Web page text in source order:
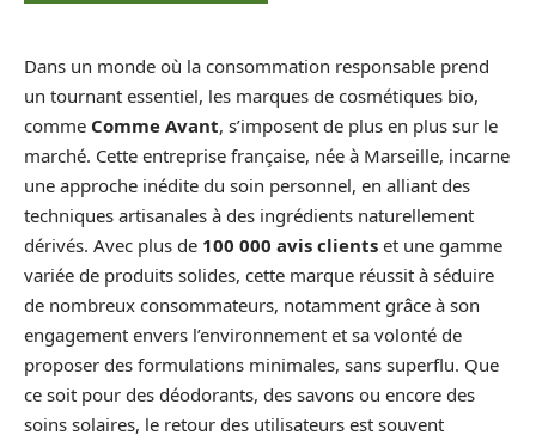
Dans un monde où la consommation responsable prend
un tournant essentiel, les marques de cosmétiques bio,
comme Comme Avant, s’imposent de plus en plus sur le
marché. Cette entreprise française, née à Marseille, incarne
une approche inédite du soin personnel, en alliant des
techniques artisanales à des ingrédients naturellement
dérivés. Avec plus de 100 000 avis clients et une gamme
variée de produits solides, cette marque réussit à séduire
de nombreux consommateurs, notamment grâce à son
engagement envers l’environnement et sa volonté de
proposer des formulations minimales, sans superflu. Que
ce soit pour des déodorants, des savons ou encore des
soins solaires, le retour des utilisateurs est souvent